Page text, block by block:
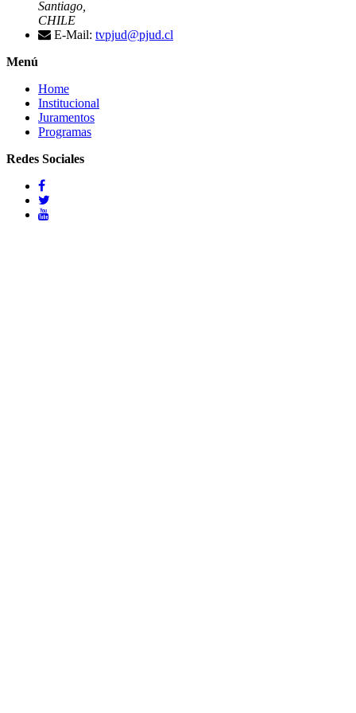
Santiago,
CHILE
E-Mail: tvpjud@pjud.cl
Menú
Home
Institucional
Juramentos
Programas
Redes Sociales